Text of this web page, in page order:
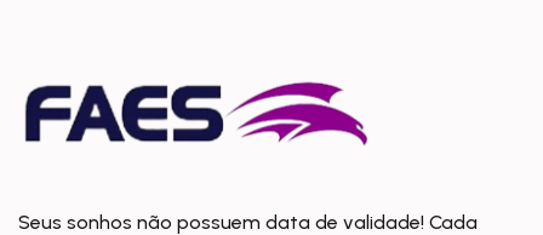
Seus sonhos não possuem data de validade! Cada